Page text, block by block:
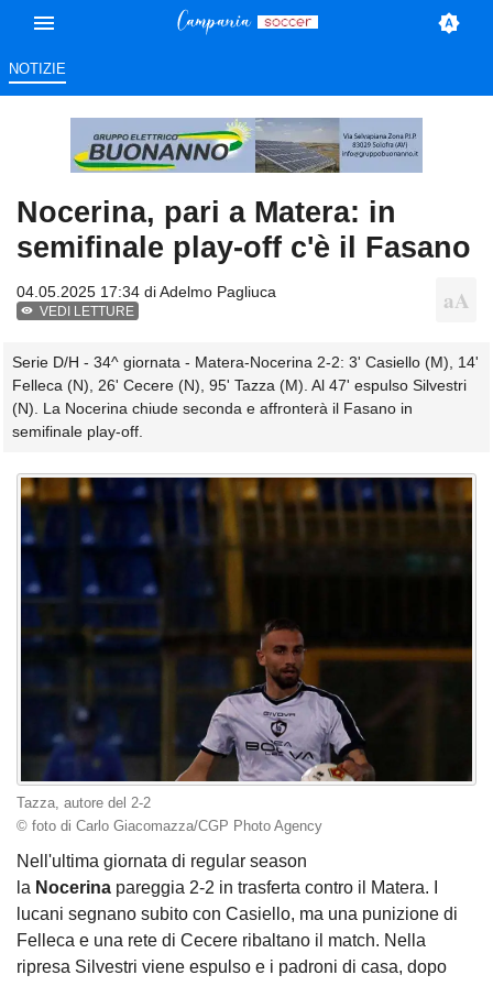
NOTIZIE
Nocerina, pari a Matera: in
semifinale play-off c'è il Fasano
04.05.2025 17:34 diAdelmo Pagliuca
VEDI LETTURE
Serie D/H - 34^ giornata - Matera-Nocerina 2-2: 3' Casiello (M), 14'
Felleca (N), 26' Cecere (N), 95' Tazza (M). Al 47' espulso Silvestri
(N). La Nocerina chiude seconda e affronterà il Fasano in
semifinale play-off.
Tazza, autore del 2-2
© foto di Carlo Giacomazza/CGP Photo Agency
Nell'ultima giornata di regular season
la Nocerina pareggia 2-2 in trasferta contro il Matera. I
lucani segnano subito con Casiello, ma una punizione di
Felleca e una rete di Cecere ribaltano il match. Nella
ripresa Silvestri viene espulso e i padroni di casa, dopo